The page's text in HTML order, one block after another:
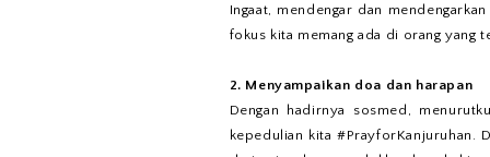
Ingaat, mendengar dan
fokus kita memang ada di orang yang
2. Menyampaikan doa dan harapan
Dengan hadirnya sosmed,
kepedulian kita #PrayforKanjuruhan.